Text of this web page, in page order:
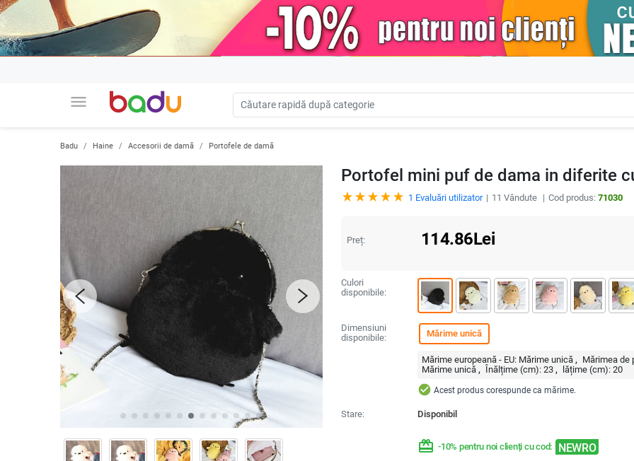
menu
Badu Haine Accesorii de damă Portofele de damă
Portofel mini puf de dama in diferite
1 Evaluări utilizator 11 Vândute Cod produs: 71030
Preț: 114.86Lei
Culori
disponibile:
Dimensiuni
disponibile:
Mărime unică
Mărime europeană - EU: Mărime unică
Mărimea de
Mărime unică
Înălțime (cm): 23 lățime (cm): 20
check_circle Acest produs corespunde ca mărime.
Stare: Disponibil
redeem -10% pentru noi clienți cu cod: NEWRO